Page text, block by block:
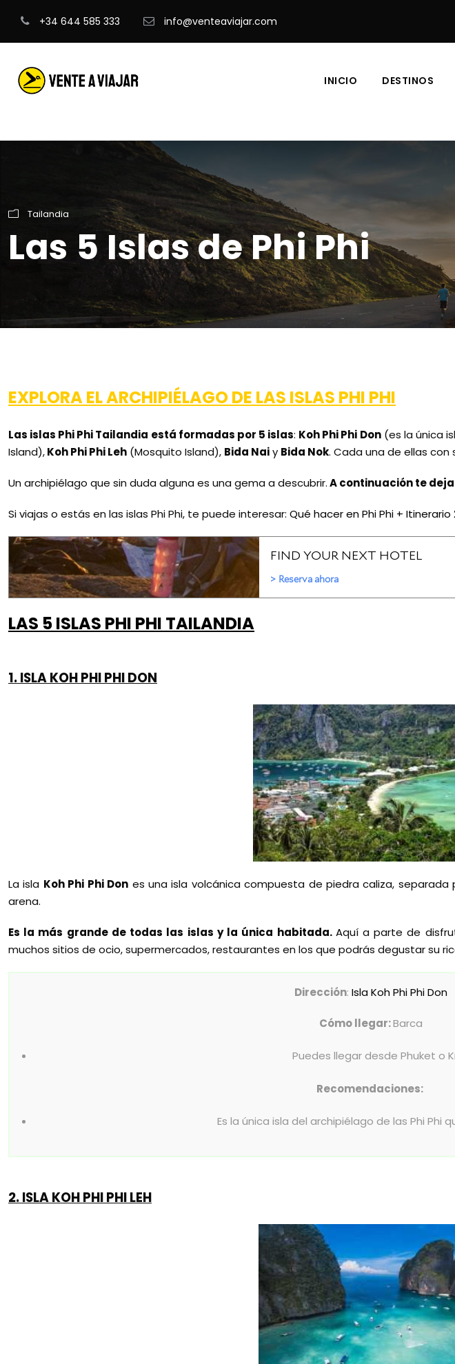
+34 644 585 333 info@venteaviajar.com
INICIO DESTINOS
Tailandia
Las 5 Islas de Phi Phi
EXPLORA EL ARCHIPIÉLAGO DE LAS ISLAS PHI PHI
Las islas Phi Phi Tailandia está formadas por 5 islas: Koh Phi Phi Don(es la única
Island),Koh Phi Phi Leh (Mosquito Island), Bida Naiy Bida Nok. Cada una de ellas con
Un archipiélago que sin duda alguna es una gema a descubrir.A continuación te
Si viajas o estás en las islas Phi Phi, te puede interesar: Qué hacer en Phi Phi + Itinerario
LAS 5 ISLAS PHI PHI TAILANDIA
1. ISLA KOH PHI PHI DON
La isla Koh Phi Phi Don es una isla volcánica compuesta de piedra caliza,
arena.
Es la más grande de todas las islas y la única habitada. Aquí a parte de
muchos sitios de ocio, supermercados, restaurantes en los que podrás degustar su
Dirección: Isla Koh Phi Phi Don
Cómo llegar:Barca
Puedes llegar desde Phuket o
Recomendaciones:
Es la única isla del archipiélago de las Phi Phi
2. ISLA KOH PHI PHI LEH